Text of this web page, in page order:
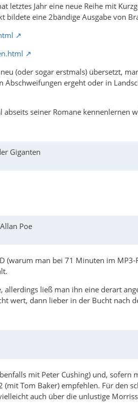
letztes Jahr eine neue Reihe mit
eine 2bändige Ausgabe von
(oder sogar erstmals) übersetzt,
ergeht oder in
seiner Romane kennenlernen
Giganten
Poe
(warum man bei 71 Minuten im
ließ man ihn eine derart
wert, dann lieber in der Bucht nach
mit Peter Cushing) und,
Tom Baker) empfehlen. Für den
auch über die unlustige